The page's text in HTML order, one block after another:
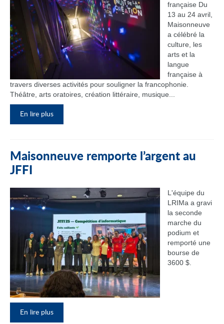
française Du
13 au 24 avril,
Maisonneuve
a célébré la
culture, les
arts et la
langue
française à
travers diverses activités pour souligner la francophonie.
Théâtre, arts oratoires, création littéraire, musique...
En lire plus
Maisonneuve remporte l’argent au
JFFI
L'équipe du
LRIMa a gravi
la seconde
marche du
podium et
remporté une
bourse de
3600 $.
En lire plus